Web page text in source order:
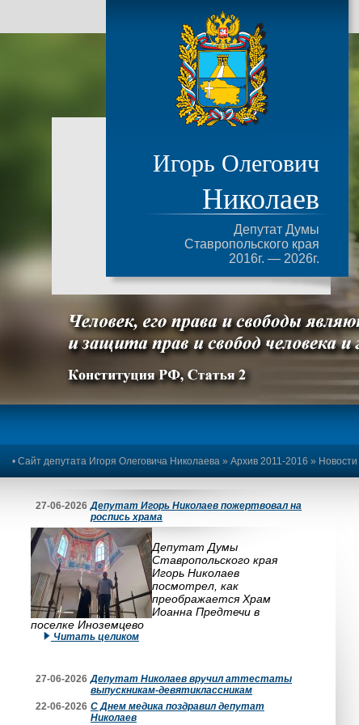
Игорь Олегович
Николаев
Депутат Думы
Ставропольского края
2016г. — 2026г.
• Сайт депутата Игоря Олеговича Николаева » Архив 2011-2016 » Новости
27-06-2026 Депутат Игорь Николаев пожертвовал на
роспись храма
Депутат Думы
Ставропольского края
Игорь Николаев
посмотрел, как
преображается Храм
Иоанна Предтечи в
поселке Иноземцево
Читать целиком
27-06-2026 Депутат Николаев вручил аттестаты
выпускникам-девятиклассникам
22-06-2026 С Днем медика поздравил депутат
Николаев